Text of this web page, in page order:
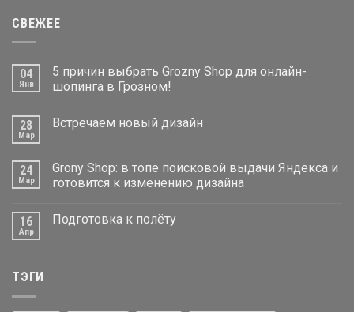
СВЕЖЕЕ
04
Янв
5 причин выбрать Grozny Shop для онлайн-
шопинга в Грозном!
28
Мар
Встречаем новый дизайн
24
Мар
Grony Shop: в топе поисковой выдачи Яндекса и
готовится к изменению дизайна
16
Апр
Подготовка к полёту
ТЭГИ